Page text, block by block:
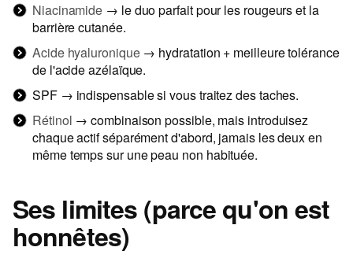
Niacinamide → le duo parfait pour les rougeurs et la
barrière cutanée.
Acide hyaluronique→ hydratation + meilleure tolérance
de l'acide azélaïque.
SPF → indispensable si vous traitez des taches.
Rétinol → combinaison possible, mais introduisez
chaque actif séparément d'abord, jamais les deux en
même temps sur une peau non habituée.
Ses limites (parce qu'on est
honnêtes)